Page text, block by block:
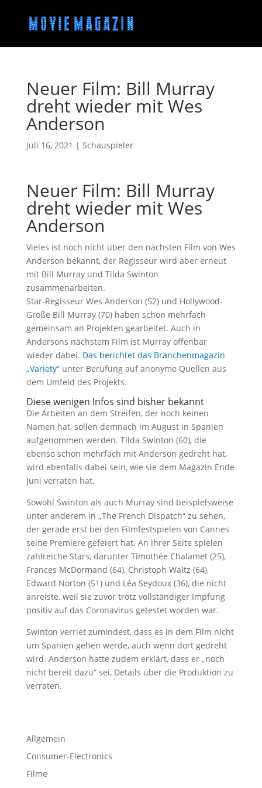
Neuer Film: Bill Murray
dreht wieder mit Wes
Anderson
Juli 16, 2021 | Schauspieler
Neuer Film: Bill Murray
dreht wieder mit Wes
Anderson
Vieles ist noch nicht über den nächsten Film von Wes
Anderson bekannt, der Regisseur wird aber erneut
mit Bill Murray und Tilda Swinton
zusammenarbeiten.
Star-Regisseur Wes Anderson (52) und Hollywood-
Größe Bill Murray (70) haben schon mehrfach
gemeinsam an Projekten gearbeitet. Auch in
Andersons nächstem Film ist Murray offenbar
wieder dabei. Das berichtet das Branchenmagazin
„Variety“unter Berufung auf anonyme Quellen aus
dem Umfeld des Projekts.
Diese wenigen Infos sind bisher bekannt
Die Arbeiten an dem Streifen, der noch keinen
Namen hat, sollen demnach im August in Spanien
aufgenommen werden. Tilda Swinton (60), die
ebenso schon mehrfach mit Anderson gedreht hat,
wird ebenfalls dabei sein, wie sie dem Magazin Ende
Juni verraten hat.
Sowohl Swinton als auch Murray sind beispielsweise
unter anderem in „The French Dispatch“ zu sehen,
der gerade erst bei den Filmfestspielen von Cannes
seine Premiere gefeiert hat. An ihrer Seite spielen
zahlreiche Stars, darunter Timothée Chalamet (25),
Frances McDormand (64), Christoph Waltz (64),
Edward Norton (51) und Léa Seydoux (36), die nicht
anreiste, weil sie zuvor trotz vollständiger Impfung
positiv auf das Coronavirus getestet worden war.
Swinton verriet zumindest, dass es in dem Film nicht
um Spanien gehen werde, auch wenn dort gedreht
wird. Anderson hatte zudem erklärt, dass er „noch
nicht bereit dazu“ sei, Details über die Produktion zu
verraten.
Allgemein
Consumer-Electronics
Filme